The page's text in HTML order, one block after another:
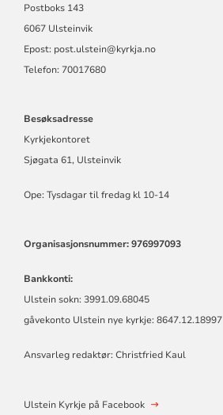
Postboks 143
6067 Ulsteinvik
Epost: post.ulstein@kyrkja.no
Telefon: 70017680
Besøksadresse
Kyrkjekontoret
Sjøgata 61, Ulsteinvik
Ope: Tysdagar til fredag kl 10-14
Organisasjonsnummer: 976997093
Bankkonti:
Ulstein sokn: 3991.09.68045
gåvekonto Ulstein nye kyrkje: 8647.12.18997
Ansvarleg redaktør: Christfried Kaul
Ulstein Kyrkje på Facebook